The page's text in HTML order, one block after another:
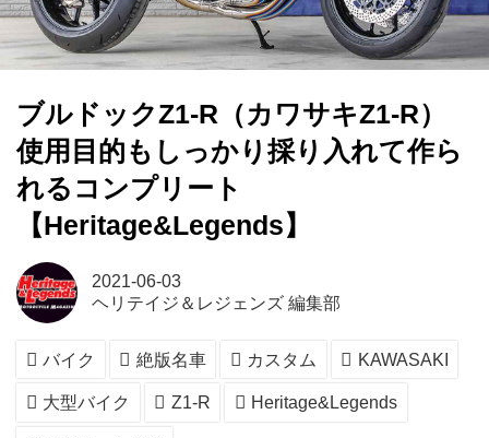
ブルドックZ1-R（カワサキZ1-R）
使用目的もしっかり採り入れて作ら
れるコンプリート
【Heritage&Legends】
2021-06-03
ヘリテイジ＆レジェンズ 編集部
バイク 絶版名車 カスタム KAWASAKI
大型バイク Z1-R Heritage&Legends